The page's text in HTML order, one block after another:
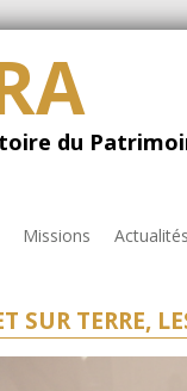
du
Missions Actualités
SUR TERRE,